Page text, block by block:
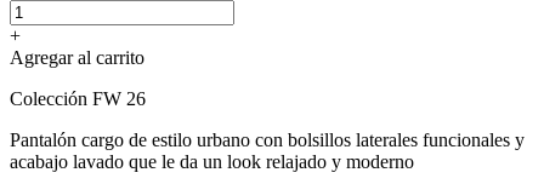
+
Agregar al carrito
Colección FW 26
Pantalón cargo de estilo urbano con bolsillos laterales funcionales y
acabajo lavado que le da un look relajado y moderno